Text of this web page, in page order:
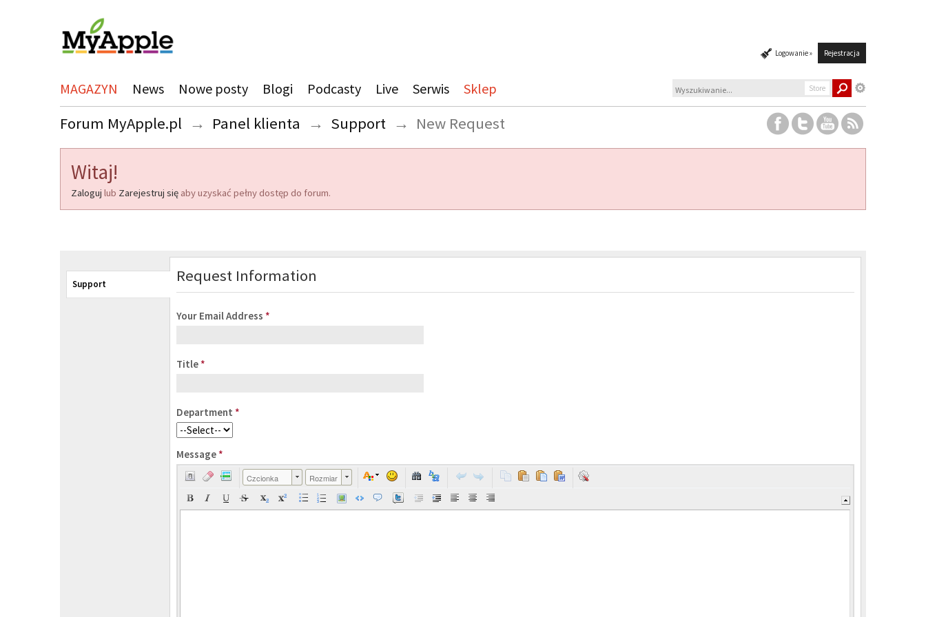
Logowanie » Rejestracja
MAGAZYN News Nowe posty Blogi Podcasty Live Serwis Sklep Store
Forum MyApple.pl → Panel klienta → Support → New Request
Witaj!
Zaloguj lub Zarejestruj się aby uzyskać pełny dostęp do forum.
Support Request Information
Your Email Address *
Title *
Department *
Message *
Czcionka Rozmiar